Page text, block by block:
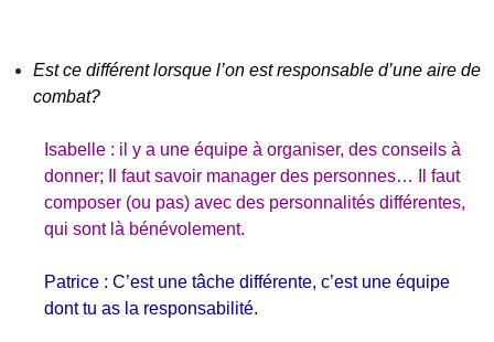
Est ce différent lorsque l’on est responsable d’une aire de
combat?
Isabelle : il y a une équipe à organiser, des conseils à
donner; Il faut savoir manager des personnes… Il faut
composer (ou pas) avec des personnalités différentes,
qui sont là bénévolement.
Patrice : C’est une tâche différente, c’est une équipe
dont tu as la responsabilité.